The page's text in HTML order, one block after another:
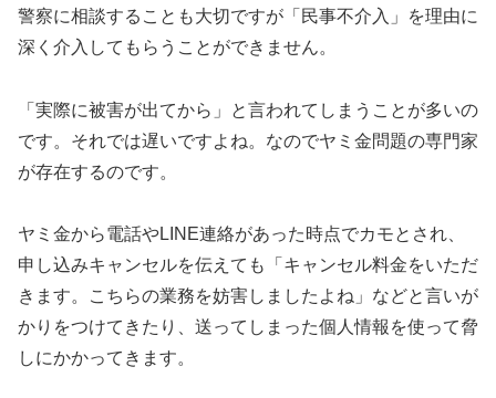
警察に相談することも大切ですが「民事不介入」を理由に
深く介入してもらうことができません。
「実際に被害が出てから」と言われてしまうことが多いの
です。それでは遅いですよね。なのでヤミ金問題の専門家
が存在するのです。
ヤミ金から電話やLINE連絡があった時点でカモとされ、
申し込みキャンセルを伝えても「キャンセル料金をいただ
きます。こちらの業務を妨害しましたよね」などと言いが
かりをつけてきたり、送ってしまった個人情報を使って脅
しにかかってきます。